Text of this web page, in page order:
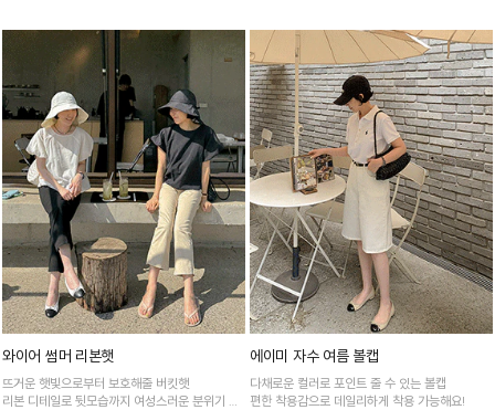
와이어 썸머 리본햇
뜨거운 햇빛으로부터 보호해줄 버킷햇
리본 디테일로 뒷모습까지 여성스러운 분위기 물
에이미 자수 여름 볼캡
다채로운 컬러로 포인트 줄 수 있는 볼캡
편한 착용감으로 데일리하게 착용 가능해요!